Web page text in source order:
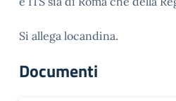
Si allega locandina.
Documenti